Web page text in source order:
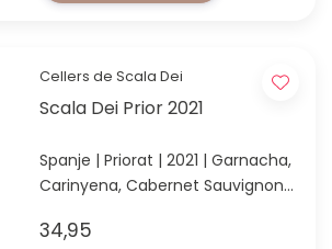
Cellers de Scala Dei
Scala Dei Prior 2021
Spanje | Priorat | 2021 | Garnacha,
Carinyena, Cabernet Sauvignon
Intense maar elegante Priorat,
34,95